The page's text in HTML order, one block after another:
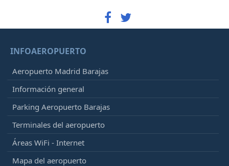
INFOAEROPUERTO
Aeropuerto Madrid Barajas
Información general
Parking Aeropuerto Barajas
Terminales del aeropuerto
Áreas WiFi - Internet
Mapa del aeropuerto